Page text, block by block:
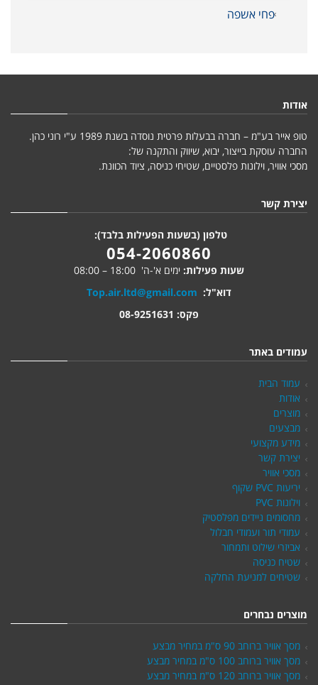
פחי אשפה
אודות
טופ אייר בע"מ – חברה בבעלות פרטית נוסדה בשנת 1989 ע"י רוני כהן.
החברה עוסקת בייצור, יבוא, שיווק והתקנה של:
מסכי אוויר, וילונות פלסטיים, שטיחי כניסה, ציוד הכוונת.
יצירת קשר
טלפון (בשעות הפעילות בלבד):
054-2060860
שעות פעילות: ימים א'-ה' 18:00 – 08:00
דוא"ל: Top.air.ltd@gmail.com
פקס: 08-9251631
עמודים באתר
עמוד הבית
אודות
מוצרים
מבצעים
מידע מקצועי
יצירת קשר
מסכי אוויר
יריעות PVC שקוף
וילונות PVC
מחסומים ניידים מפלסטיק
עמודי תור ועמודי חבלול
אביזרי שילוט ותמחור
שטיח כניסה
שטיחים למניעת החלקה
מוצרים נבחרים
מסך אוויר ברוחב 90 ס"מ במחיר מבצע
מסך אוויר ברוחב 100 ס"מ במחיר מבצע
מסך אוויר ברוחב 120 ס"מ במחיר מבצע